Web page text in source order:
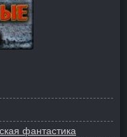
фантастика